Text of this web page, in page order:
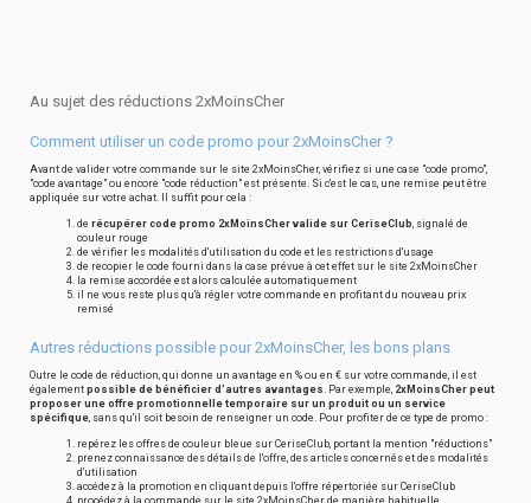
Au sujet des réductions 2xMoinsCher
Comment utiliser un code promo pour 2xMoinsCher ?
Avant de valider votre commande sur le site 2xMoinsCher, vérifiez si une case "code promo",
"code avantage" ou encore "code réduction" est présente. Si c'est le cas, une remise peut être
appliquée sur votre achat. Il suffit pour cela :
de récupérer code promo 2xMoinsCher valide sur CeriseClub, signalé de
couleur rouge
de vérifier les modalités d'utilisation du code et les restrictions d'usage
de recopier le code fourni dans la case prévue à cet effet sur le site 2xMoinsCher
la remise accordée est alors calculée automatiquement
il ne vous reste plus qu'à régler votre commande en profitant du nouveau prix
remisé
Autres réductions possible pour 2xMoinsCher, les bons plans
Outre le code de réduction, qui donne un avantage en % ou en € sur votre commande, il est
également possible de bénéficier d'autres avantages. Par exemple, 2xMoinsCher peut
proposer une offre promotionnelle temporaire sur un produit ou un service
spécifique, sans qu'il soit besoin de renseigner un code. Pour profiter de ce type de promo :
repérez les offres de couleur bleue sur CeriseClub, portant la mention "réductions"
prenez connaissance des détails de l'offre, des articles concernés et des modalités
d'utilisation
accédez à la promotion en cliquant depuis l'offre répertoriée sur CeriseClub
procédez à la commande sur le site 2xMoinsCher de manière habituelle